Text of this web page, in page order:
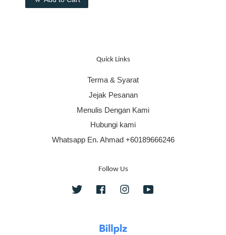
Quick Links
Terma & Syarat
Jejak Pesanan
Menulis Dengan Kami
Hubungi kami
Whatsapp En. Ahmad +60189666246
Follow Us
Twitter FacebookInstagram